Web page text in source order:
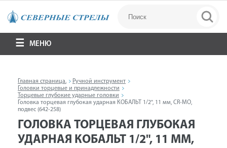
МЕНЮ
Главная страница.
Ручной инструмент
Головки торцевые и принадлежности
Торцевые глубокие ударные головки
Головка торцевая глубокая ударная КОБАЛЬТ 1/2", 11 мм, CR-MO,
подвес (642-258)
ГОЛОВКА ТОРЦЕВАЯ ГЛУБОКАЯ
УДАРНАЯ КОБАЛЬТ 1/2", 11 ММ,